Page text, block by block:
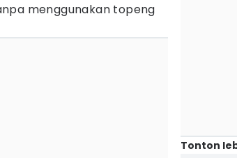
menggunakan topeng
Tonton